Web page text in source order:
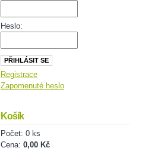
Heslo:
Registrace
Zapomenuté heslo
Košík
Počet: 0 ks
Cena: 0,00 Kč